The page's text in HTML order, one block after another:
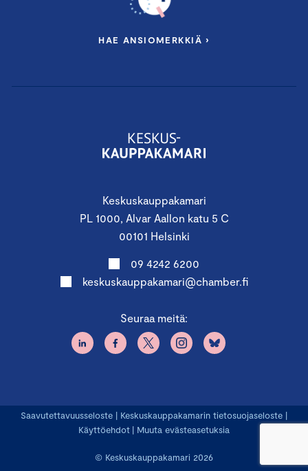
Keskuskauppakamari
PL 1000, Alvar Aallon katu 5 C
00101 Helsinki
09 4242 6200
keskuskauppakamari@chamber.fi
Seuraa meitä:
HAE ANSIOMERKKIÄ ›
© Keskuskauppakamari 2026
Saavutettavuusseloste | Keskuskauppakamarin tietosuojaseloste |
Käyttöehdot | Muuta evästeasetuksia